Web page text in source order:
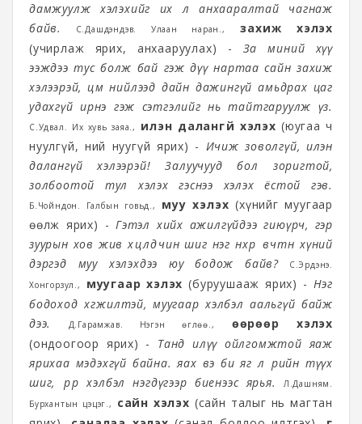
дамжуулж хэлэхийг их л анхааралтай чагнаж
байв.
С.Дашдэндэв. Улаан наран.,
захиж хэлэх
(учирлаж ярих, анхааруулах) - За миний хүү
ээждээ тус болж бай гэж дүү нартаа сайн захиж
хэлээрэй, цөм нийлээд дайн дажингүй амьдрах цаг
удахгүй ирнэ гэж сэтгэлийг нь тайтгаруулж үз.
С.Удвал. Их хувь заяа., илэн далангүй хэлэх (юугаа ч
нуулгүй, ний нуугүй ярих) - Ичиж зоволгүй, илэн
далангүй хэлээрэй! Залуучууд бол зоригтой,
золбоотой тул хэлэх гэснээ хэлэх ёстой гэв.
Б.Чойндон. Галбын говьд., муу хэлэх (хүнийг муугаар
өөлж ярих) - Гэтэл хийх ажилгүйдээ гиюүрч, гэр
зуурын хов жив хөөцөлдөөчин шиг нэг нөхрөө өвчтөн хүний
дэргэд муу хэлэхдээ юу бодож байв? С.Эрдэнэ.
Хонгорзул.,
муугаар хэлэх (буруушааж ярих) - Нэг
бодоход хөгжилтэй, муугаар хэлбэл аальгүй байж
дээ.
Д.Гарамжав. Нэгэн өглөө.,
өөрөөр хэлэх
(ондоогоор ярих) - Танд илүү ойлгомжтой яаж
ярихаа мэдэхгүй байна. яах вэ би яг л өөрийн түүх
шиг, өөрөөр хэлбэл нэгдүгээр биенээс ярья.
Л.Дашням.
Бурхантын цэцэг.,
сайн хэлэх (сайн талыг нь магтан